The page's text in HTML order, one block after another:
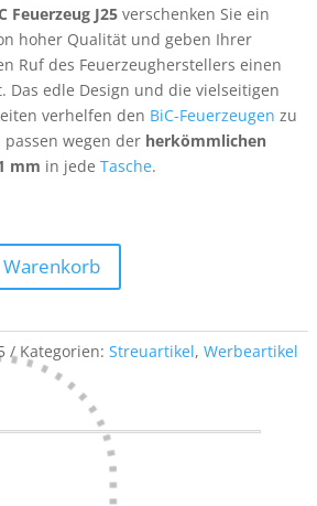
Feuerzeug J25 verschenken Sie ein
hoher Qualität und geben Ihrer
Ruf des Feuerzeugherstellers einen
Das edle Design und die vielseitigen
verhelfen den BiC-Feuerzeugen zu
wegen der herkömmlichen
mm in jede Tasche.
Kategorien: Streuartikel, Werbeartikel